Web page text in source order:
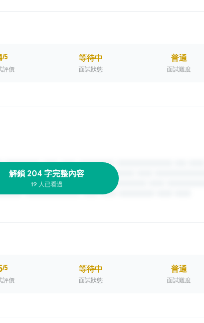
/5
評價
等待中
面試狀態
普通
面試難度
解鎖 204 字完整內容
19 人已看過
/5
評價
等待中
面試狀態
普通
面試難度